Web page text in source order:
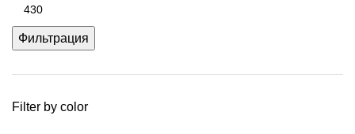
Фильтрация
Filter by color